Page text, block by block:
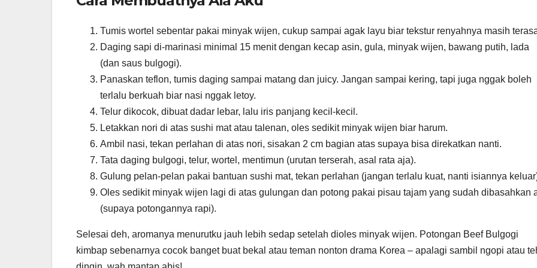
Tumis wortel sebentar pakai minyak wijen, cukup sampai agak layu biar tekstur renyahnya masih
Daging sapi di-marinasi minimal 15 menit dengan kecap asin, gula, minyak wijen, bawang putih, lada
(dan saus bulgogi).
Panaskan teflon, tumis daging sampai matang dan juicy. Jangan sampai kering, tapi juga nggak boleh
terlalu berkuah biar nasi nggak letoy.
Telur dikocok, dibuat dadar lebar, lalu iris panjang kecil-kecil.
Letakkan nori di atas sushi mat atau talenan, oles sedikit minyak wijen biar harum.
Ambil nasi, tekan perlahan di atas nori, sisakan 2 cm bagian atas supaya bisa direkatkan nanti.
Tata daging bulgogi, telur, wortel, mentimun (urutan terserah, asal rata aja).
Gulung pelan-pelan pakai bantuan sushi mat, tekan perlahan (jangan terlalu kuat, nanti isiannya
Oles sedikit minyak wijen lagi di atas gulungan dan potong pakai pisau tajam yang sudah dibasahkan
(supaya potongannya rapi).
Selesai deh, aromanya menurutku jauh lebih sedap setelah dioles minyak wijen. Potongan Beef Bulgogi
kimbap sebenarnya cocok banget buat bekal atau teman nonton drama Korea – apalagi sambil ngopi atau